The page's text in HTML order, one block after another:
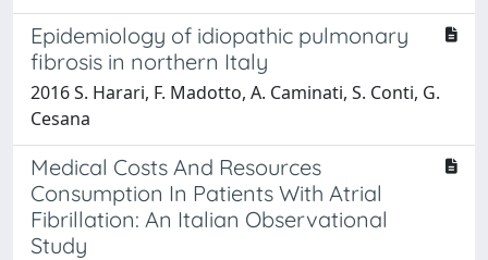
Epidemiology of idiopathic pulmonary
fibrosis in northern Italy
2016 S. Harari, F. Madotto, A. Caminati, S. Conti, G.
Cesana
Medical Costs And Resources
Consumption In Patients With Atrial
Fibrillation: An Italian Observational
Study